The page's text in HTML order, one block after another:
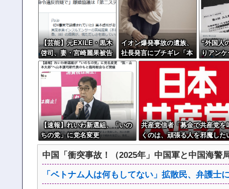
【芸能】元EXILE・黒木
啓司、妻・宮崎麗果被告
へのDV事案で逮捕され
ていた 宮崎は全身打
撲、頭部裂傷及び打撲、
頸部損傷の怪我
イオン爆発事故の遺族、
社長発言にブチギレ「本
当のことを話して」
“外国人
りアン
別には
て公表
三重県
【速報】れいわ新選組、「いの
ちの党」に党名変更
共産党信者「募金で共産党を
くのは、頑張る人を邪魔した
という日本人らしい薄暗い欲
のせい」
中国「衝突事故！（2025年」中国軍と中国海警
「ベトナム人は何もしてない」拡散民、弁護士